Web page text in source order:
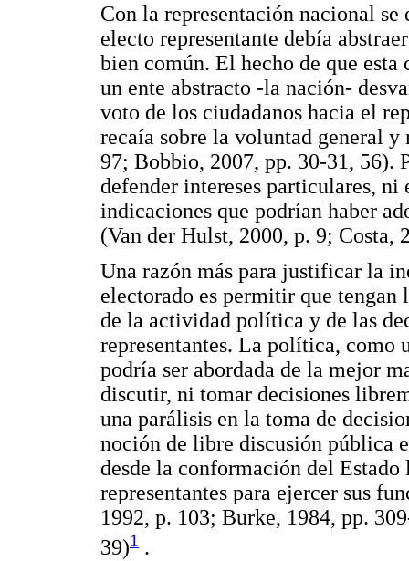
Con la representación nacional se
electo representante debía
bien común. El hecho de que
un ente abstracto -la nación-
voto de los ciudadanos hacia el
recaía sobre la voluntad general y
97; Bobbio, 2007, pp. 30-31, 56).
defender intereses particulares,
indicaciones que podrían haber
(Van der Hulst, 2000, p. 9; Costa,
Una razón más para justificar la
electorado es permitir que
de la actividad política y de las
representantes. La política, como
podría ser abordada de la mejor
discutir, ni tomar decisiones
una parálisis en la toma de
noción de libre discusión pública
desde la conformación del
representantes para ejercer sus
1992, p. 103; Burke, 1984, pp.
39)1 .